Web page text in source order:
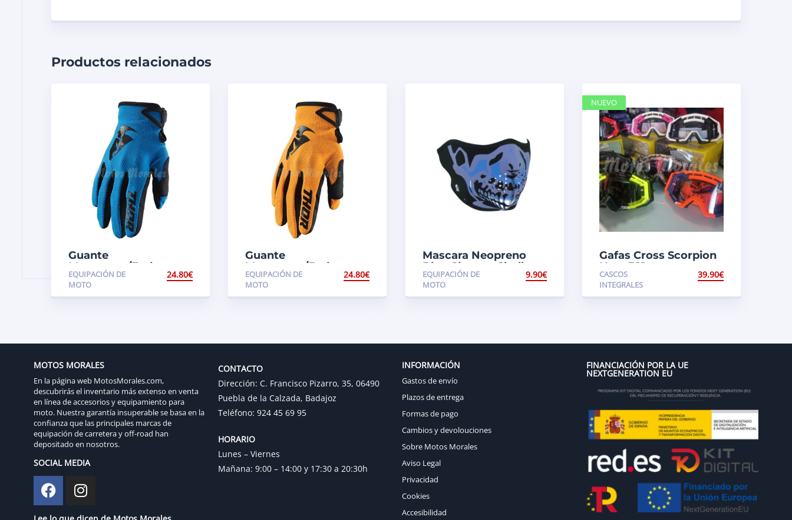
Productos relacionados
Guante
Motocross/Enduro
THOR Sector 20 color
Azul
EQUIPACIÓN DE
MOTO
24.80€
Guante
Motocross/Enduro
THOR Sector 20 color
Naranja
EQUIPACIÓN DE
MOTO
24.80€
Mascara Neopreno
Blue Chrome Skull
EQUIPACIÓN DE
MOTO
9.90€
Gafas Cross Scorpion
New E21
CASCOS
INTEGRALES
39.90€
NUEVO
MOTOS MORALES
En la página web MotosMorales.com,
descubrirás el inventario más extenso en venta
en línea de accesorios y equipamiento para
moto. Nuestra garantía insuperable se basa en la
confianza que las principales marcas de
equipación de carretera y off-road han
depositado en nosotros.
SOCIAL MEDIA
CONTACTO
Dirección: C. Francisco Pizarro, 35, 06490
Puebla de la Calzada, Badajoz
Teléfono: 924 45 69 95
HORARIO
Lunes – Viernes
Mañana: 9:00 – 14:00 y 17:30 a 20:30h
INFORMACIÓN
Gastos de envío
Plazos de entrega
Formas de pago
Cambios y devolouciones
Sobre Motos Morales
Aviso Legal
Privacidad
Cookies
Accesibilidad
FINANCIACIÓN POR LA UE
NEXTGENERATION EU